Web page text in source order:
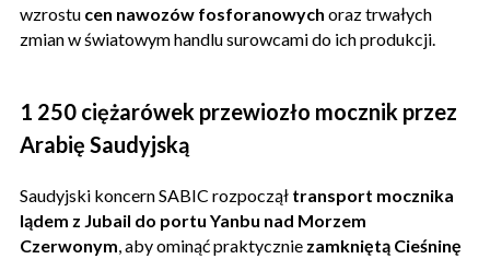
wzrostu cen nawozów fosforanowych oraz trwałych
zmian w światowym handlu surowcami do ich produkcji.
1 250 ciężarówek przewiozło mocznik przez
Arabię Saudyjską
Saudyjski koncern SABIC rozpoczął transport mocznika
lądem z Jubail do portu Yanbu nad Morzem
Czerwonym, aby ominąć praktycznie zamkniętą Cieśninę